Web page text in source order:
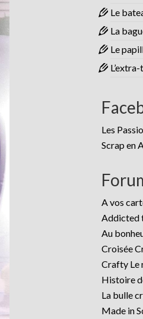
Le
La
Le
Les
Scrap en
A vos
Addicted
Au
Croisée
Crafty Le
Histoire
La bulle
Made in